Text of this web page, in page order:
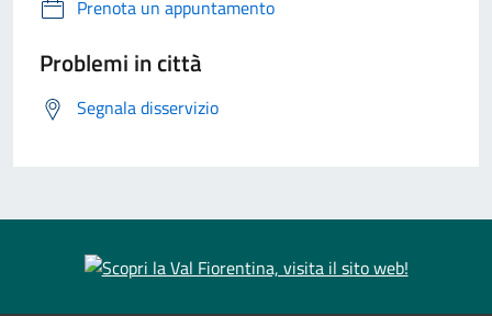
Prenota un appuntamento
Problemi in città
Segnala disservizio